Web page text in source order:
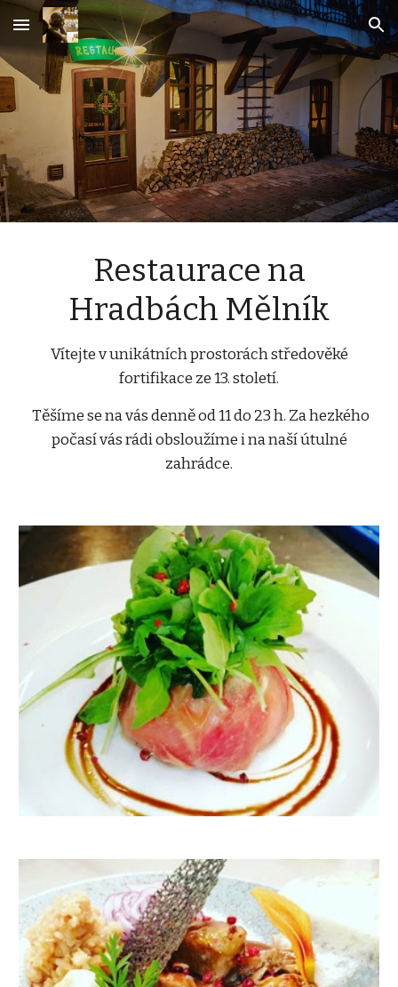
Skip to main content Skip to navigation
Restaurace na
Hradbách Mělník
Vítejte v unikátních prostorách středověké
fortifikace ze 13. století.
Těšíme se na vás denně od 11 do 23 h. Za hezkého
počasí vás rádi obsloužíme i na naší útulné
zahrádce.